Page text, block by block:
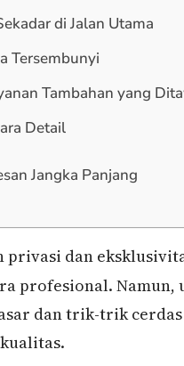
di Jalan Utama
Tersembunyi
Tambahan yang
Detail
Jangka Panjang
privasi dan
profesional. Namun,
dan trik-trik